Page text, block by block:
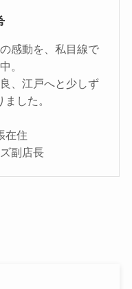
感動を、私目線で
。
、江戸へと少しず
した。
在住
副店長